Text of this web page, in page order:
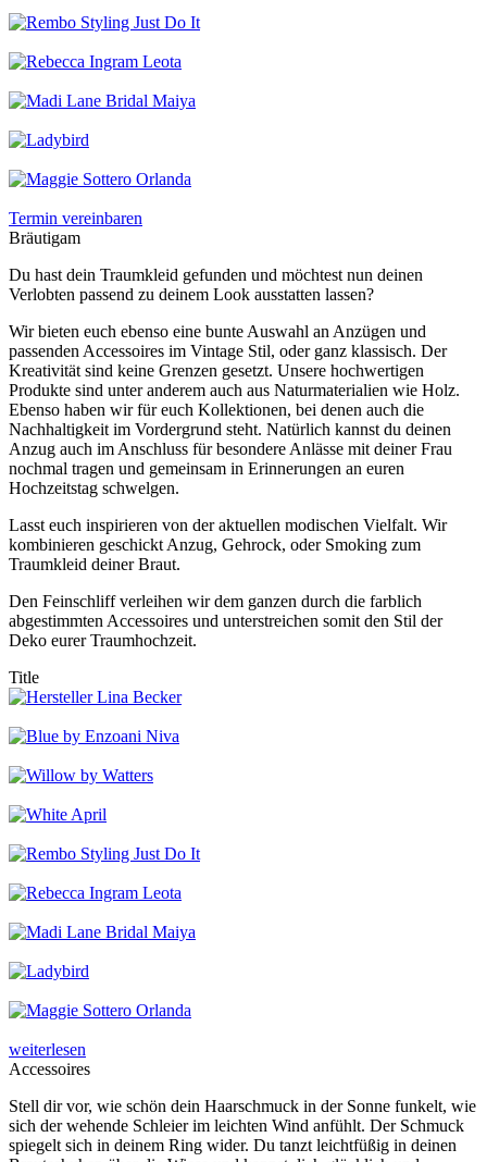
Termin vereinbaren
Bräutigam
Du hast dein Traumkleid gefunden und möchtest nun deinen
Verlobten passend zu deinem Look ausstatten lassen?
Wir bieten euch ebenso eine bunte Auswahl an Anzügen und
passenden Accessoires im Vintage Stil, oder ganz klassisch. Der
Kreativität sind keine Grenzen gesetzt. Unsere hochwertigen
Produkte sind unter anderem auch aus Naturmaterialien wie Holz.
Ebenso haben wir für euch Kollektionen, bei denen auch die
Nachhaltigkeit im Vordergrund steht. Natürlich kannst du deinen
Anzug auch im Anschluss für besondere Anlässe mit deiner Frau
nochmal tragen und gemeinsam in Erinnerungen an euren
Hochzeitstag schwelgen.
Lasst euch inspirieren von der aktuellen modischen Vielfalt. Wir
kombinieren geschickt Anzug, Gehrock, oder Smoking zum
Traumkleid deiner Braut.
Den Feinschliff verleihen wir dem ganzen durch die farblich
abgestimmten Accessoires und unterstreichen somit den Stil der
Deko eurer Traumhochzeit.
Title
weiterlesen
Accessoires
Stell dir vor, wie schön dein Haarschmuck in der Sonne funkelt, wie
sich der wehende Schleier im leichten Wind anfühlt. Der Schmuck
spiegelt sich in deinem Ring wider. Du tanzt leichtfüßig in deinen